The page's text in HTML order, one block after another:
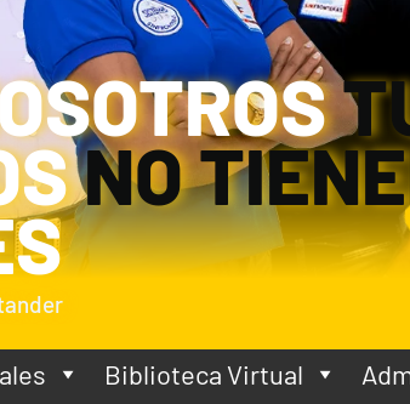
NO
Biblioteca Virtual